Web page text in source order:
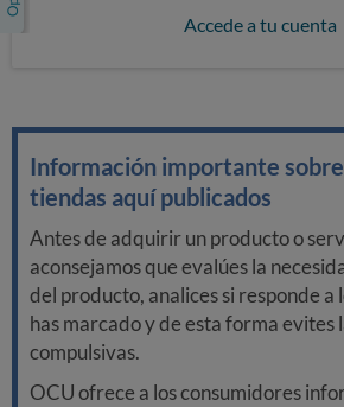
Accede a tu cuenta
Información importante
tiendas aquí publicados
Antes de adquirir un producto o
aconsejamos que evalúes la
del producto, analices si responde a
has marcado y de esta forma evites
compulsivas.
OCU ofrece a los consumidores